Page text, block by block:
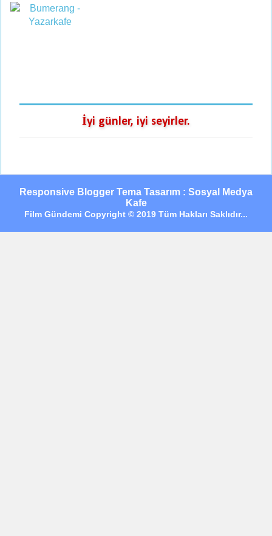
İyi günler, iyi seyirler.
Responsive Blogger Tema Tasarım : Sosyal Medya
Kafe
Film Gündemi Copyright © 2019 Tüm Hakları Saklıdır...